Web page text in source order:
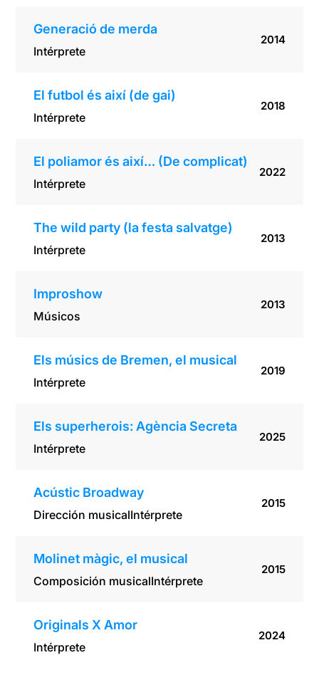
Generació de merda
Intérprete
2014
El futbol és així (de gai)
Intérprete
2018
El poliamor és així… (De complicat)
Intérprete
2022
The wild party (la festa salvatge)
Intérprete
2013
Improshow
Músicos
2013
Els músics de Bremen, el musical
Intérprete
2019
Els superherois: Agència Secreta
Intérprete
2025
Acústic Broadway
Dirección musicalIntérprete
2015
Molinet màgic, el musical
Composición musicalIntérprete
2015
Originals X Amor
Intérprete
2024